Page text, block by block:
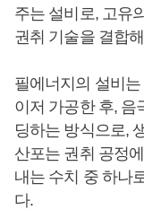
주는 설비로, 고유
권취 기술을 결합
필에너지의 설비
이저 가공한 후, 음
딩하는 방식으로,
산포는 권취 공정
내는 수치 중 하나
다.